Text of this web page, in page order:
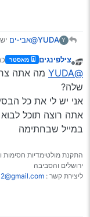
Y
YUDA@אבי-ים
מנותק
צילפינגים מאסטר
@YUDA
מה אתה
שלה?
אני יש לי את כל
אתה רוצה תוכל לבוא
במייל שבחתימה
התקנת מולטימדיות חסימות
ירושלים והסביבה
ליצירת קשר :